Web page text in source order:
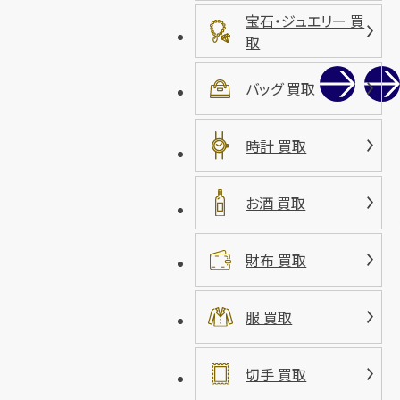
宝石・ジュエリー 買
取
バッグ 買取
時計 買取
お酒 買取
財布 買取
服 買取
切手 買取